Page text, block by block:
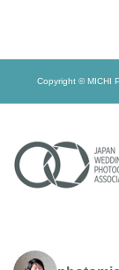
Copyright © MICHI